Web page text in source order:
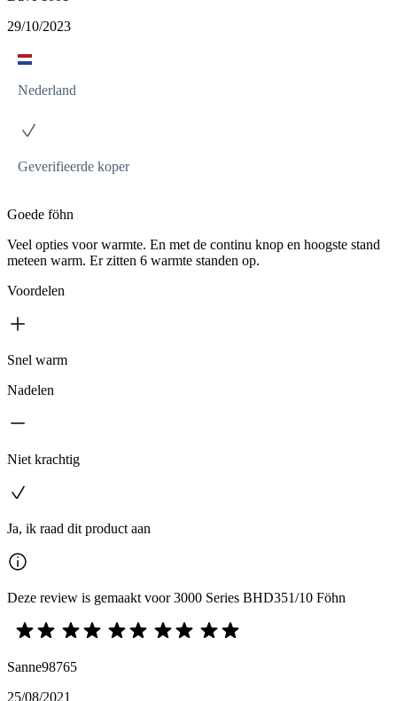
29/10/2023
Nederland
Geverifieerde koper
Goede föhn
Veel opties voor warmte. En met de continu knop en hoogste stand
meteen warm. Er zitten 6 warmte standen op.
Voordelen
Snel warm
Nadelen
Niet krachtig
Ja, ik raad dit product aan
Deze review is gemaakt voor 3000 Series BHD351/10 Föhn
Sanne98765
25/08/2021